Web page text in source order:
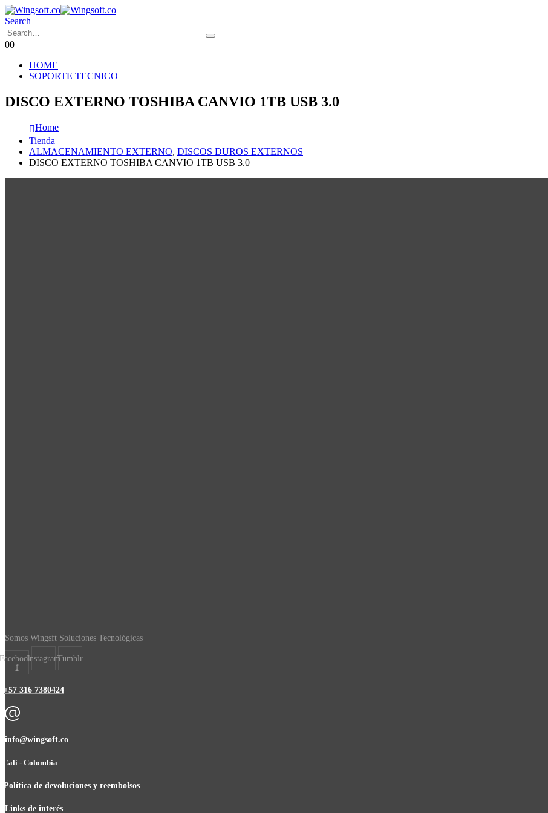
Search
00
HOME
SOPORTE TECNICO
DISCO EXTERNO TOSHIBA CANVIO 1TB USB 3.0
Home
Tienda
ALMACENAMIENTO EXTERNO, DISCOS DUROS EXTERNOS
DISCO EXTERNO TOSHIBA CANVIO 1TB USB 3.0
Somos Wingsft Soluciones Tecnológicas
f
InstagramTumblr
+57 316 7380424
info@wingsoft.co
Cali - Colombia
Política de devoluciones y reembolsos
Links de interés